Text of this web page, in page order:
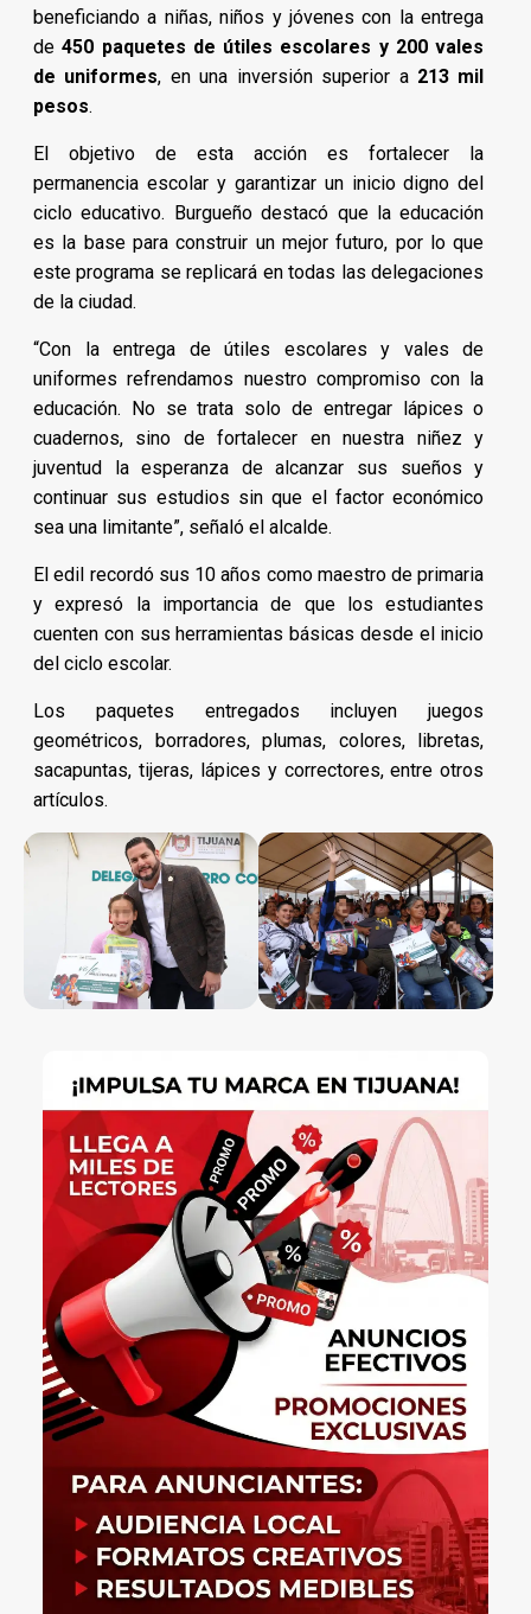
beneficiando a niñas, niños y jóvenes con la entrega
de450 paquetes de útiles escolares y 200 vales
de uniformes, en una inversión superior a 213 mil
pesos.
El objetivo de esta acción es fortalecer la
permanencia escolar y garantizar un inicio digno del
ciclo educativo. Burgueño destacó que la educación
es la base para construir un mejor futuro, por lo que
este programa se replicará en todas las delegaciones
de la ciudad.
“Con la entrega de útiles escolares y vales de
uniformes refrendamos nuestro compromiso con la
educación. No se trata solo de entregar lápices o
cuadernos, sino de fortalecer en nuestra niñez y
juventud la esperanza de alcanzar sus sueños y
continuar sus estudios sin que el factor económico
sea una limitante”, señaló el alcalde.
El edil recordó sus 10 años como maestro de primaria
y expresó la importancia de que los estudiantes
cuenten con sus herramientas básicas desde el inicio
del ciclo escolar.
Los paquetes entregados incluyen juegos
geométricos, borradores, plumas, colores, libretas,
sacapuntas, tijeras, lápices y correctores, entre otros
artículos.